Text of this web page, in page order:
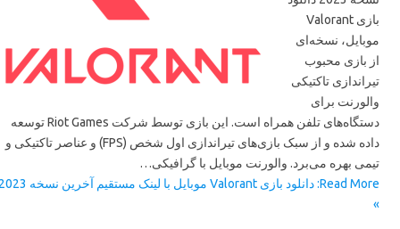
بازی Valorant
موبایل، نسخه‌ای
از بازی محبوب
تیراندازی تاکتیکی
والورنت برای
دستگاه‌های تلفن همراه است. این بازی توسط شرکت Riot Games توسعه
داده شده و از سبک بازی‌های تیراندازی اول شخص (FPS) و عناصر تاکتیکی و
تیمی بهره می‌برد. والورنت موبایل با گرافیکی…
Read More: دانلود بازی Valorant موبایل با لینک مستقیم آخرین نسخه 2023